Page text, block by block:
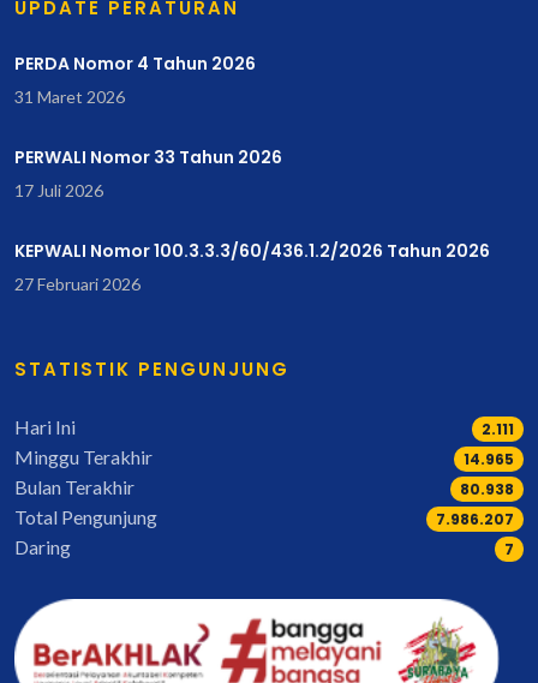
UPDATE PERATURAN
PERDA Nomor 4 Tahun 2026
31 Maret 2026
PERWALI Nomor 33 Tahun 2026
17 Juli 2026
KEPWALI Nomor 100.3.3.3/60/436.1.2/2026 Tahun 2026
27 Februari 2026
STATISTIK PENGUNJUNG
Hari Ini 2.111
Minggu Terakhir 17.252
Bulan Terakhir 93.375
Total Pengunjung 9.214.839
Daring 7